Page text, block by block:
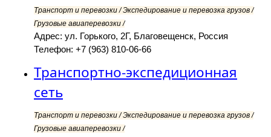
Транспорт и перевозки / Экспедирование и перевозка грузов /
Грузовые авиаперевозки /
Адрес: ул. Горького, 2Г, Благовещенск, Россия
Телефон: +7 (963) 810-06-66
Транспортно-экспедиционная
сеть
Транспорт и перевозки / Экспедирование и перевозка грузов /
Грузовые авиаперевозки /